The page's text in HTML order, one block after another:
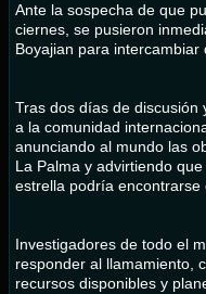
Ante la sospecha de que
ciernes, se pusieron
Boyajian para
Tras dos días de discusión
a la comunidad
anunciando al mundo las
La Palma y advirtiendo que
estrella podría
Investigadores de todo el
responder al llamamiento,
recursos disponibles y